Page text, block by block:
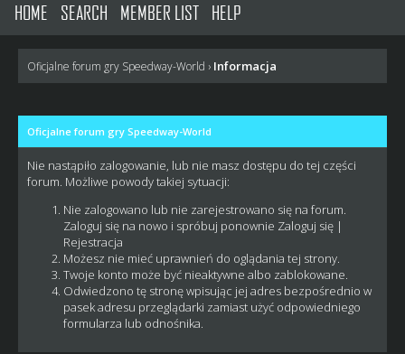
HOME SEARCH MEMBER LIST HELP
Oficjalne forum gry Speedway-World › Informacja
Oficjalne forum gry Speedway-World
Nie nastąpiło zalogowanie, lub nie masz dostępu do tej części
forum. Możliwe powody takiej sytuacji:
Nie zalogowano lub nie zarejestrowano się na forum.
Zaloguj się na nowo i spróbuj ponownie Zaloguj się|
Rejestracja
Możesz nie mieć uprawnień do oglądania tej strony.
Twoje konto może być nieaktywne albo zablokowane.
Odwiedzono tę stronę wpisując jej adres bezpośrednio w
pasek adresu przeglądarki zamiast użyć odpowiedniego
formularza lub odnośnika.